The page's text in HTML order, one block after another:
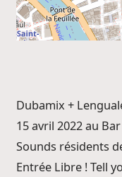
Dubamix +
15 avril 2022 au Bar
Sounds résidents
Entrée Libre ! Tell